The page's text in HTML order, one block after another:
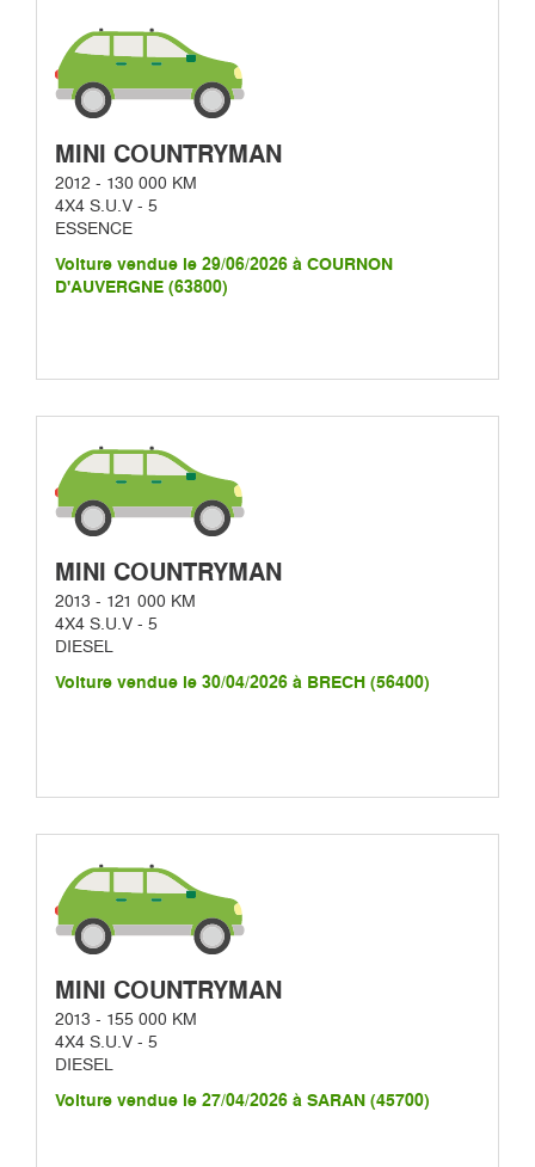
MINI COUNTRYMAN
2012 - 130 000 KM
4X4 S.U.V - 5
ESSENCE
Voiture vendue le 29/06/2026 à COURNON
D'AUVERGNE (63800)
MINI COUNTRYMAN
2013 - 121 000 KM
4X4 S.U.V - 5
DIESEL
Voiture vendue le 30/04/2026 à BRECH (56400)
MINI COUNTRYMAN
2013 - 155 000 KM
4X4 S.U.V - 5
DIESEL
Voiture vendue le 27/04/2026 à SARAN (45700)